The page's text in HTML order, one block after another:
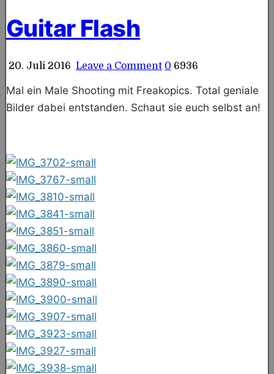
Guitar Flash
20. Juli 2016 Leave a Commenton
Flash
0 6936
Mal ein Male Shooting mit Freakopics. Total geniale
Bilder dabei entstanden. Schaut sie euch selbst an!